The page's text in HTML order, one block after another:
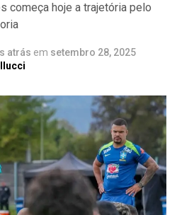
começa hoje a trajetória pelo
atrás em setembro 28, 2025